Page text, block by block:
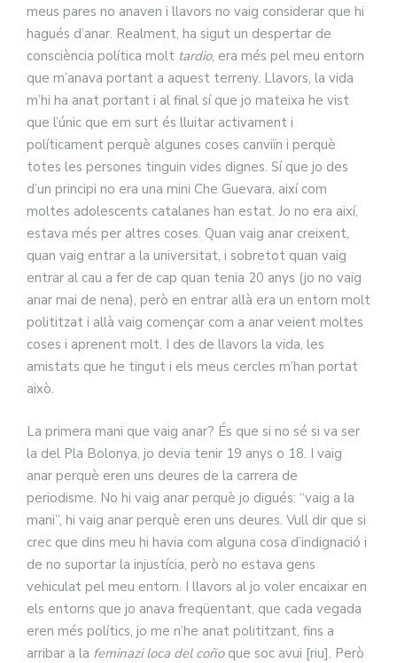
meus pares no anaven i llavors no vaig considerar que hi
hagués d’anar. Realment, ha sigut un despertar de
consciència política molt tardio, era més pel meu entorn
que m’anava portant a aquest terreny. Llavors, la vida
m’hi ha anat portant i al final sí que jo mateixa he vist
que l’únic que em surt és lluitar activament i
políticament perquè algunes coses canviïn i perquè
totes les persones tinguin vides dignes. Sí que jo des
d’un principi no era una mini Che Guevara, així com
moltes adolescents catalanes han estat. Jo no era així,
estava més per altres coses. Quan vaig anar creixent,
quan vaig entrar a la universitat, i sobretot quan vaig
entrar al cau a fer de cap quan tenia 20 anys (jo no vaig
anar mai de nena), però en entrar allà era un entorn molt
polititzat i allà vaig començar com a anar veient moltes
coses i aprenent molt. I des de llavors la vida, les
amistats que he tingut i els meus cercles m’han portat
això.
La primera mani que vaig anar? És que si no sé si va ser
la del Pla Bolonya, jo devia tenir 19 anys o 18. I vaig
anar perquè eren uns deures de la carrera de
periodisme. No hi vaig anar perquè jo digués: “vaig a la
mani”, hi vaig anar perquè eren uns deures. Vull dir que si
crec que dins meu hi havia com alguna cosa d’indignació i
de no suportar la injustícia, però no estava gens
vehiculat pel meu entorn. I llavors al jo voler encaixar en
els entorns que jo anava freqüentant, que cada vegada
eren més polítics, jo me n’he anat polititzant, fins a
arribar a la feminazi loca del coñoque soc avui [riu]. Però